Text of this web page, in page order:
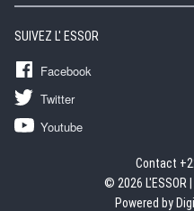
SUIVEZ L' ESSOR
Facebook
Twitter
Youtube
Contact
© 2026 L'ESSOR
Powered by